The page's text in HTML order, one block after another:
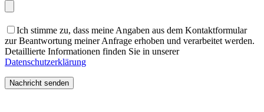
Ich stimme zu, dass meine Angaben aus dem Kontaktformular
zur Beantwortung meiner Anfrage erhoben und verarbeitet werden.
Detaillierte Informationen finden Sie in unserer
Datenschutzerklärung
Nachricht senden